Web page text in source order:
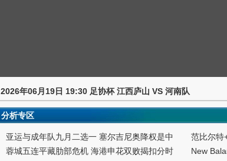
2026年06月19日 19:30 足协杯 江西庐山 VS 河南队
分析专区
亚运与成年队九月二选一 塞尔吉尼奥降权是中
蓉城五连平藏肋部危机 海港申花双败揭扣分时
范比尔特
New